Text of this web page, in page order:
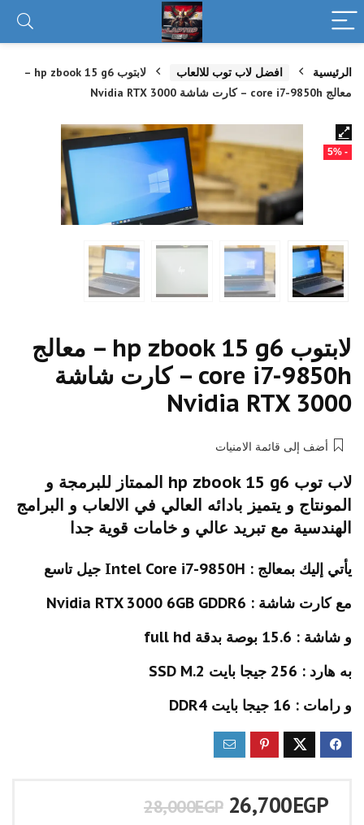
الرئيسية افضل لاب توب للالعاب
لابتوب hp zbook 15 g6 –
معالج core i7-9850h – كارت شاشة Nvidia RTX 3000
- 5%
لابتوب hp zbook 15 g6 – معالج
core i7-9850h – كارت شاشة
Nvidia RTX 3000
أضف إلى قائمة الامنيات
لاب توب hp zbook 15 g6 الممتاز للبرمجة و
المونتاج و يتميز بادائه العالي في الالعاب و البرامج
الهندسية مع تبريد عالي و خامات قوية جدا
يأتي إليك بمعالج : Intel Core i7-9850H جيل تاسع
مع كارت شاشة : Nvidia RTX 3000 6GB GDDR6
و شاشة : 15.6 بوصة بدقة full hd
به هارد : 256 جيجا بايت SSD M.2
و رامات : 16 جيجا بايت DDR4
28,000EGP 26,700EGP